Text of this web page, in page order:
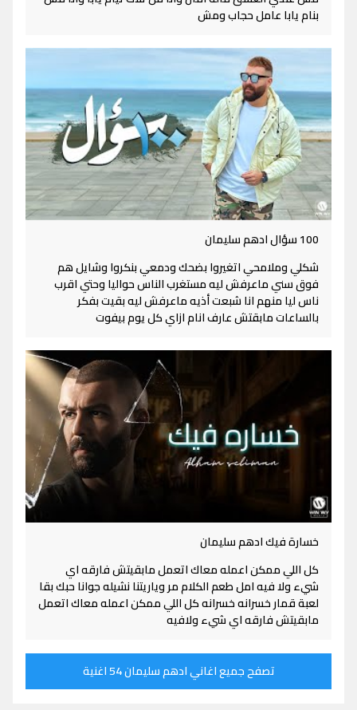
بنام يابا عامل حجاب ومش
100 سؤال ادهم سليمان
شكلي وملامحي اتغيروا بضحك ودمعي بنكروا وشايل هم
فوق سني ماعرفش ليه مستغرب الناس حواليا وحتي اقرب
ناس ليا منهم انا شبعت أذيه ماعرفش ليه بقيت بفكر
بالساعات مابقتش عارف انام ازاي كل يوم بيفوت
خسارة فيك ادهم سليمان
كل اللي ممكن اعمله معاك اتعمل مابقيتش فارقه اي
شيء ولا فيه امل طعم الكلام مر وياريتنا نشيله جوانا حبك بقا
لعبة قمار خسرانه خسرانه كل اللي ممكن اعمله معاك اتعمل
مابقيتش فارقه اي شيء ولافيه
تصفح جميع اغاني ادهم سليمان 54 اغنية